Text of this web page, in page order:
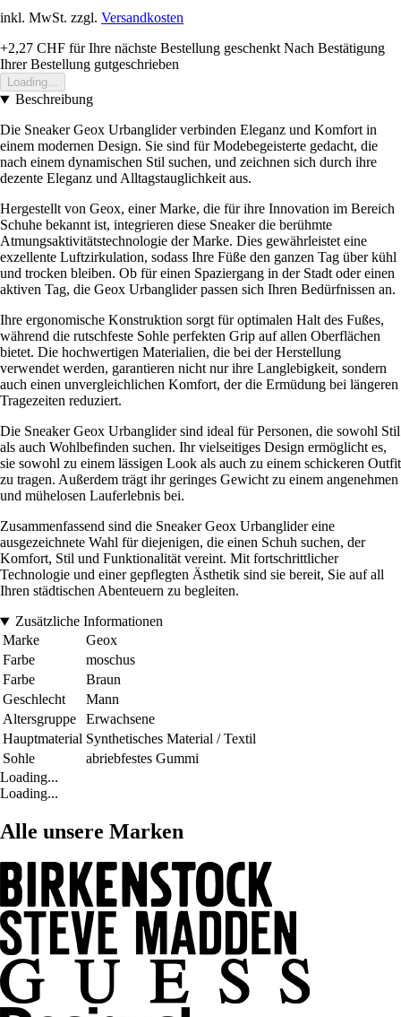
inkl. MwSt. zzgl. Versandkosten
+2,27 CHF für Ihre nächste Bestellung geschenkt Nach Bestätigung
Ihrer Bestellung gutgeschrieben
Loading...
Beschreibung
Die Sneaker Geox Urbanglider verbinden Eleganz und Komfort in
einem modernen Design. Sie sind für Modebegeisterte gedacht, die
nach einem dynamischen Stil suchen, und zeichnen sich durch ihre
dezente Eleganz und Alltagstauglichkeit aus.
Hergestellt von Geox, einer Marke, die für ihre Innovation im Bereich
Schuhe bekannt ist, integrieren diese Sneaker die berühmte
Atmungsaktivitätstechnologie der Marke. Dies gewährleistet eine
exzellente Luftzirkulation, sodass Ihre Füße den ganzen Tag über kühl
und trocken bleiben. Ob für einen Spaziergang in der Stadt oder einen
aktiven Tag, die Geox Urbanglider passen sich Ihren Bedürfnissen an.
Ihre ergonomische Konstruktion sorgt für optimalen Halt des Fußes,
während die rutschfeste Sohle perfekten Grip auf allen Oberflächen
bietet. Die hochwertigen Materialien, die bei der Herstellung
verwendet werden, garantieren nicht nur ihre Langlebigkeit, sondern
auch einen unvergleichlichen Komfort, der die Ermüdung bei längeren
Tragezeiten reduziert.
Die Sneaker Geox Urbanglider sind ideal für Personen, die sowohl Stil
als auch Wohlbefinden suchen. Ihr vielseitiges Design ermöglicht es,
sie sowohl zu einem lässigen Look als auch zu einem schickeren Outfit
zu tragen. Außerdem trägt ihr geringes Gewicht zu einem angenehmen
und mühelosen Lauferlebnis bei.
Zusammenfassend sind die Sneaker Geox Urbanglider eine
ausgezeichnete Wahl für diejenigen, die einen Schuh suchen, der
Komfort, Stil und Funktionalität vereint. Mit fortschrittlicher
Technologie und einer gepflegten Ästhetik sind sie bereit, Sie auf all
Ihren städtischen Abenteuern zu begleiten.
Zusätzliche Informationen
Marke
Geox
Farbe
moschus
Farbe
Braun
Geschlecht
Mann
Altersgruppe
Erwachsene
Hauptmaterial Synthetisches Material / Textil
Sohle
abriebfestes Gummi
Loading...
Loading...
Alle unsere Marken